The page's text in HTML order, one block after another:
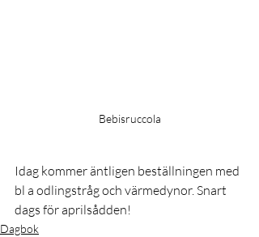
Bebisruccola
Idag kommer äntligen beställningen med
bl a odlingstråg och värmedynor. Snart
dags för aprilsådden!
Dagbok